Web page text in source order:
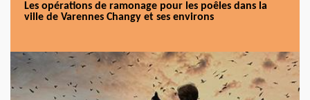
Les opérations de ramonage pour les poêles dans la
ville de Varennes Changy et ses environs